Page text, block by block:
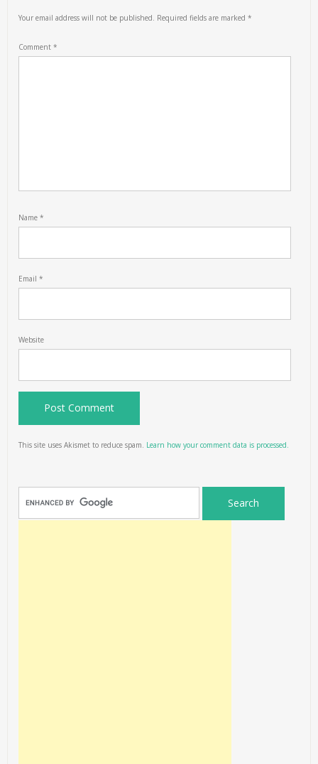
Your email address will not be published. Required fields are marked*
Comment*
Name*
Email*
Website
This site uses Akismet to reduce spam. Learn how your comment data is processed.